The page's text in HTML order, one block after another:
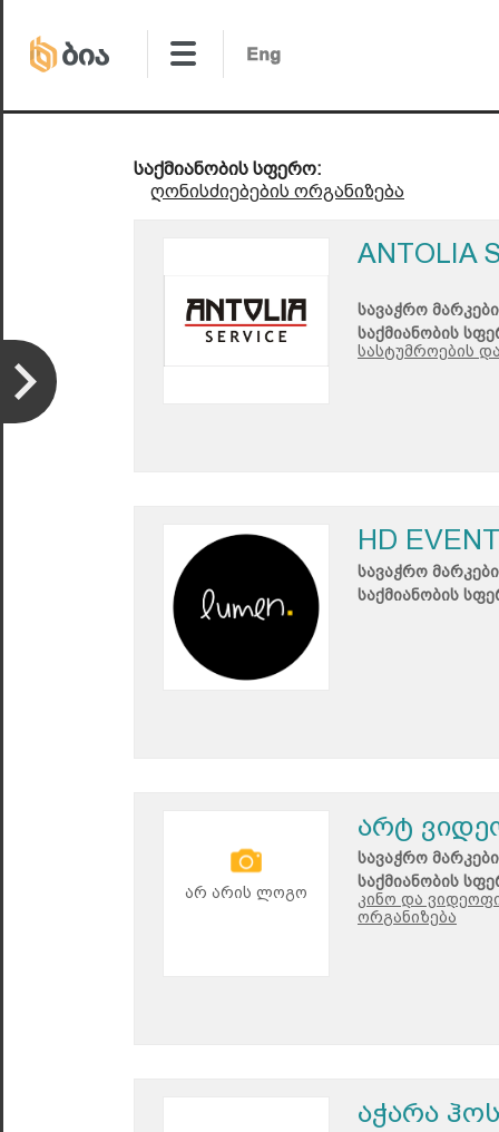
საქმიანობის სფერო:
ღონისძიებების ორგანიზება
ANTOLIA
სავაჭრო
საქმიანობის
სასტუმროების
HD
სავაჭრო
საქმიანობის
არ არის ლოგო
არტ
სავაჭრო
საქმიანობის
კინო და
ორგანიზება
აჭარა